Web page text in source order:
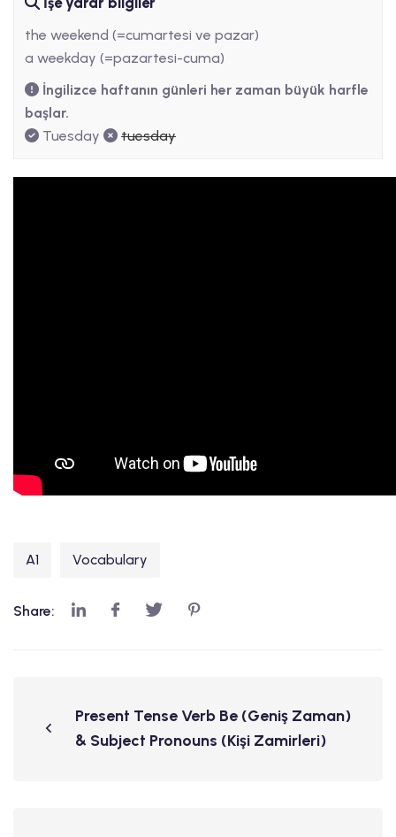
the weekend (=cumartesi ve pazar)
a weekday (=pazartesi-cuma)
İngilizce haftanın günleri her zaman büyük harfle
başlar.
Tuesday
tuesday
A1 Vocabulary
Share:
Present Tense Verb Be (Geniş Zaman)
& Subject Pronouns (Kişi Zamirleri)